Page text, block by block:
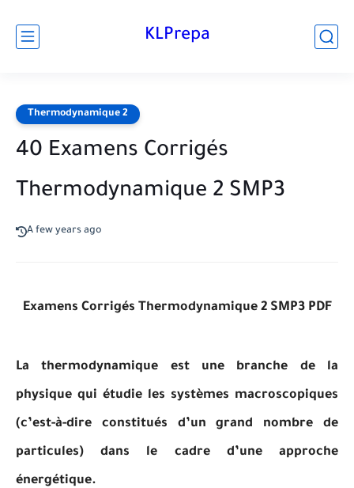
KLPrepa
Thermodynamique 2
40 Examens Corrigés
Thermodynamique 2 SMP3
A few years ago
Examens Corrigés Thermodynamique 2 SMP3 PDF
La thermodynamique est une branche de la
physique qui étudie les systèmes macroscopiques
(c’est-à-dire constitués d’un grand nombre de
particules) dans le cadre d’une approche
énergétique.